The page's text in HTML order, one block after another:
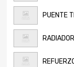
PUENTE